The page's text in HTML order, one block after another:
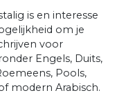
is en interesse
om je
voor
Engels, Duits,
Pools,
modern Arabisch.